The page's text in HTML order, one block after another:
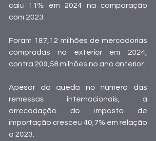
caiu 11% em 2024 na comparação
com 2023.
Foram 187,12 milhões de mercadorias
compradas no exterior em 2024,
contra 209,58 milhões no ano anterior.
Apesar da queda no número das
remessas internacionais, a
arrecadação do imposto de
importação cresceu 40,7% em relação
a 2023.